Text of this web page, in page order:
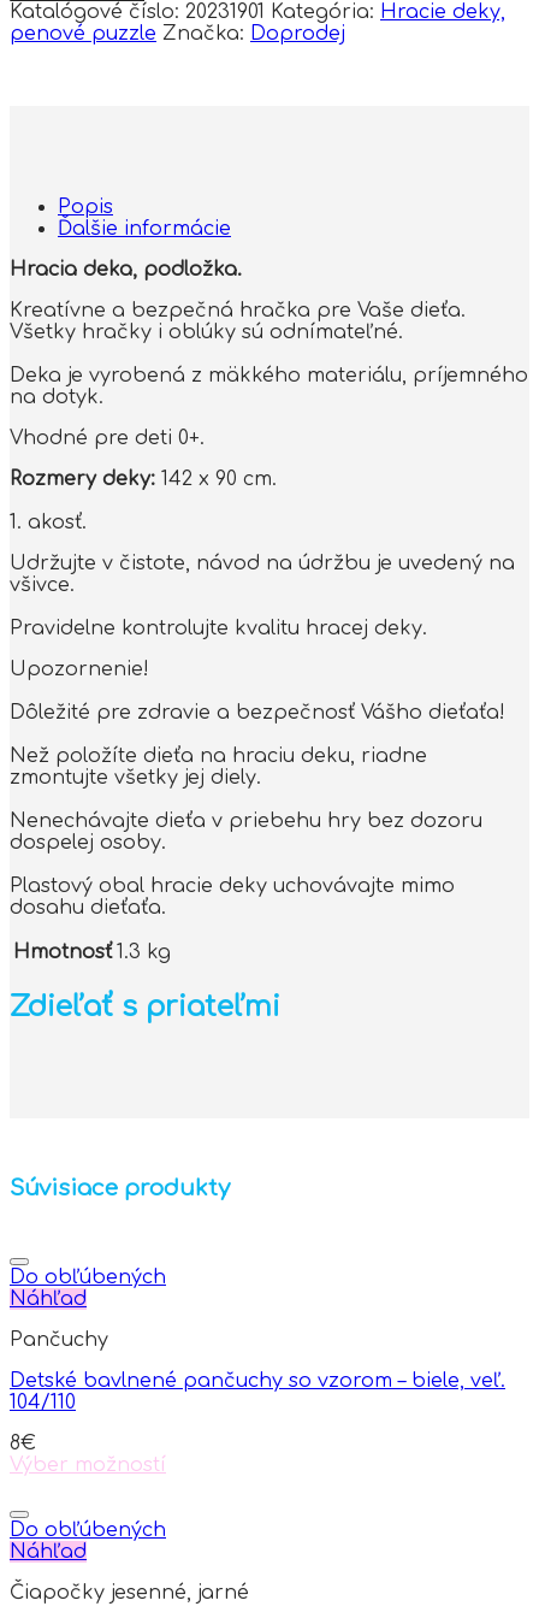
Hracia
deka,
Katalógové číslo: 20231901 Kategória: Hracie deky,
penové puzzle Značka: Doprodej
Popis
Ďalšie informácie
Hracia deka, podložka.
Kreatívne a bezpečná hračka pre Vaše dieťa.
Všetky hračky i oblúky sú odnímateľné.
Deka je vyrobená z mäkkého materiálu, príjemného
na dotyk.
Vhodné pre deti 0+.
Rozmery deky: 142 x 90 cm.
1. akosť.
Udržujte v čistote, návod na údržbu je uvedený na
všivce.
Pravidelne kontrolujte kvalitu hracej deky.
Upozornenie!
Dôležité pre zdravie a bezpečnosť Vášho dieťaťa!
Než položíte dieťa na hraciu deku, riadne
zmontujte všetky jej diely.
Nenechávajte dieťa v priebehu hry bez dozoru
dospelej osoby.
Plastový obal hracie deky uchovávajte mimo
dosahu dieťaťa.
Hmotnosť 1.3 kg
Zdieľať s priateľmi
Súvisiace produkty
Do obľúbených
Náhľad
Pančuchy
Detské bavlnené pančuchy so vzorom – biele, veľ.
104/110
8€
Výber možností
product
has
multiple
The
Do obľúbených
Náhľad
Čiapočky jesenné, jarné